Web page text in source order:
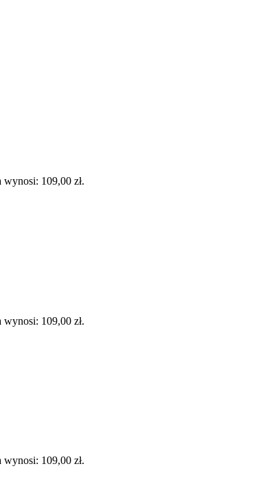
109,00 zł.
109,00 zł.
109,00 zł.